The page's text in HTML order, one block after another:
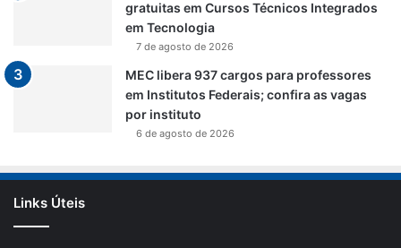
gratuitas em Cursos Técnicos Integrados
em Tecnologia
7 de agosto de 2026
MEC libera 937 cargos para professores
em Institutos Federais; confira as vagas
por instituto
6 de agosto de 2026
Links Úteis